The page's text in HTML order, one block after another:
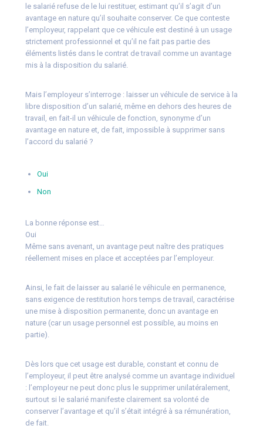
le salarié refuse de le lui restituer, estimant qu’il s’agit d’un
avantage en nature qu’il souhaite conserver. Ce que conteste
l’employeur, rappelant que ce véhicule est destiné à un usage
strictement professionnel et qu’il ne fait pas partie des
éléments listés dans le contrat de travail comme un avantage
mis à la disposition du salarié.
Mais l’employeur s’interroge : laisser un véhicule de service à la
libre disposition d’un salarié, même en dehors des heures de
travail, en fait-il un véhicule de fonction, synonyme d’un
avantage en nature et, de fait, impossible à supprimer sans
l’accord du salarié ?
Oui
Non
La bonne réponse est…
Oui
Même sans avenant, un avantage peut naître des pratiques
réellement mises en place et acceptées par l’employeur.
Ainsi, le fait de laisser au salarié le véhicule en permanence,
sans exigence de restitution hors temps de travail, caractérise
une mise à disposition permanente, donc un avantage en
nature (car un usage personnel est possible, au moins en
partie).
Dès lors que cet usage est durable, constant et connu de
l’employeur, il peut être analysé comme un avantage individuel
: l’employeur ne peut donc plus le supprimer unilatéralement,
surtout si le salarié manifeste clairement sa volonté de
conserver l’avantage et qu’il s’était intégré à sa rémunération,
de fait.